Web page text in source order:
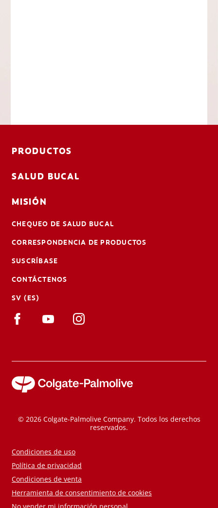
PRODUCTOS
SALUD BUCAL
MISIÓN
CHEQUEO DE SALUD BUCAL
CORRESPONDENCIA DE PRODUCTOS
SUSCRÍBASE
CONTÁCTENOS
SV (ES)
© 2026 Colgate-Palmolive Company. Todos los derechos
reservados.
Condiciones de uso
Política de privacidad
Condiciones de venta
Herramienta de consentimiento de cookies